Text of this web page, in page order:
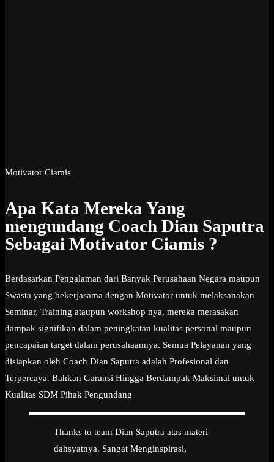
Motivator Ciamis
Apa Kata Mereka Yang
mengundang Coach Dian Saputra
Sebagai Motivator Ciamis ?
Berdasarkan Pengalaman dari Banyak Perusahaan Negara maupun
Swasta yang bekerjasama dengan Motivator untuk melaksanakan
Seminar, Training ataupun workshop nya, mereka merasakan
dampak signifikan dalam peningkatan kualitas personal maupun
pencapaian target dalam perusahaannya. Semua Pelayanan yang
disiapkan oleh Coach Dian Saputra adalah Profesional dan
Terpercaya. Bahkan Garansi Hingga Berdampak Maksimal untuk
Kualitas SDM Pihak Pengundang
Thanks to team Dian Saputra atas materi
dahsyatnya. Sangat Menginspirasi,